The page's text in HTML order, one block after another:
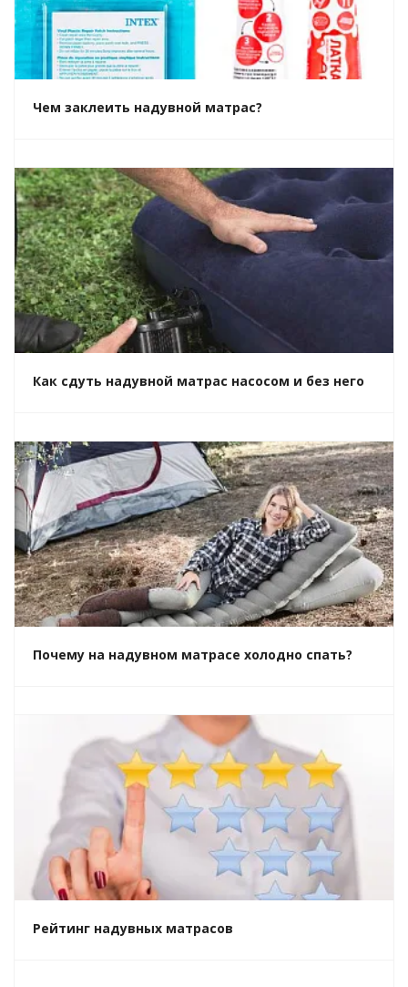
Чем заклеить надувной матрас?
Как сдуть надувной матрас насосом и без него
Почему на надувном матрасе холодно спать?
Рейтинг надувных матрасов